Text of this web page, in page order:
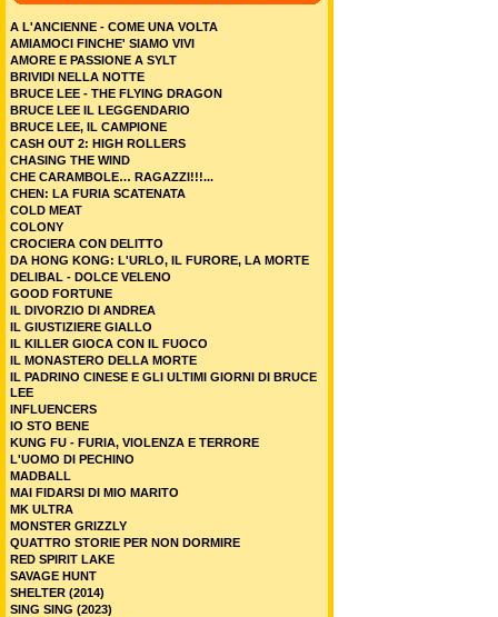
A L'ANCIENNE - COME UNA VOLTA
AMIAMOCI FINCHE' SIAMO VIVI
AMORE E PASSIONE A SYLT
BRIVIDI NELLA NOTTE
BRUCE LEE - THE FLYING DRAGON
BRUCE LEE IL LEGGENDARIO
BRUCE LEE, IL CAMPIONE
CASH OUT 2: HIGH ROLLERS
CHASING THE WIND
CHE CARAMBOLE… RAGAZZI!!!...
CHEN: LA FURIA SCATENATA
COLD MEAT
COLONY
CROCIERA CON DELITTO
DA HONG KONG: L'URLO, IL FURORE, LA MORTE
DELIBAL - DOLCE VELENO
GOOD FORTUNE
IL DIVORZIO DI ANDREA
IL GIUSTIZIERE GIALLO
IL KILLER GIOCA CON IL FUOCO
IL MONASTERO DELLA MORTE
IL PADRINO CINESE E GLI ULTIMI GIORNI DI BRUCE
LEE
INFLUENCERS
IO STO BENE
KUNG FU - FURIA, VIOLENZA E TERRORE
L'UOMO DI PECHINO
MADBALL
MAI FIDARSI DI MIO MARITO
MK ULTRA
MONSTER GRIZZLY
QUATTRO STORIE PER NON DORMIRE
RED SPIRIT LAKE
SAVAGE HUNT
SHELTER (2014)
SING SING (2023)